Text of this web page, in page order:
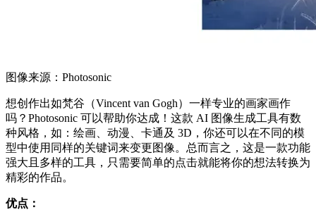
图像来源：Photosonic
想创作出如梵谷（Vincent van Gogh）一样专业的画家画作
吗？Photosonic 可以帮助你达成！这款 AI 图像生成工具有数
种风格，如：绘画、动漫、卡通及 3D，你还可以在不同的模
型中使用同样的关键词来变更图像。总而言之，这是一款功能
强大且多样的工具，只需要简单的点击就能将你的想法转换为
精彩的作品。
优点：